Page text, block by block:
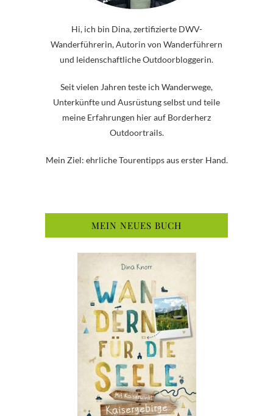
Hi, ich bin Dina, zertifizierte DWV-
Wanderführerin, Autorin von Wanderführern
und leidenschaftliche Outdoorbloggerin.
Seit vielen Jahren teste ich Wanderwege,
Unterkünfte und Ausrüstung selbst und teile
meine Erfahrungen hier auf Borderherz
Outdoortrails.
Mein Ziel: ehrliche Tourentipps aus erster Hand.
MEIN NEUES BUCH